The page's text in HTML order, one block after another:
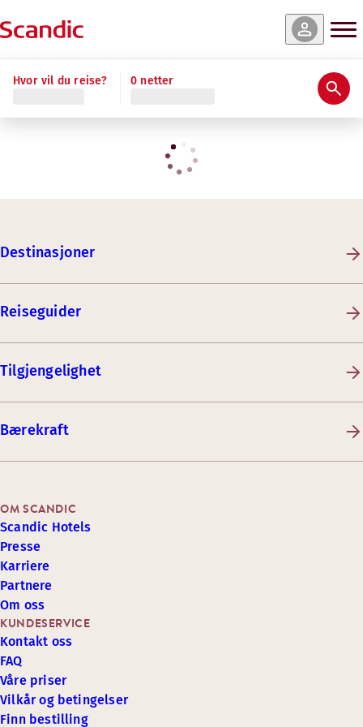
Hvor vil du reise? 0 netter
Destinasjoner
Reiseguider
Tilgjengelighet
Bærekraft
KUNDESERVICE
Kontakt oss
FAQ
Våre priser
Vilkår og betingelser
Finn bestilling
OM SCANDIC
Scandic Hotels
Presse
Karriere
Partnere
Om oss